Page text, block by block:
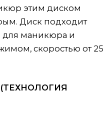
этим диском
Диск подходит
для маникюра и
скоростью от 25